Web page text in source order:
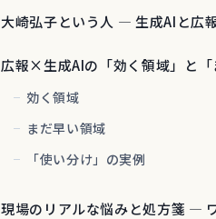
大崎弘子という人 ― 生成AIと広
広報×生成AIの「効く領域」と「
効く領域
まだ早い領域
「使い分け」の実例
現場のリアルな悩みと処方箋 ―